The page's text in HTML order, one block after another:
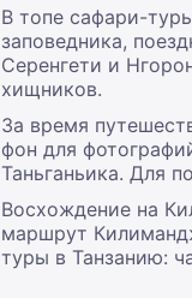
В топе сафари-
заповедника,
Серенгети и
хищников.
За время
фон для
Таньганьика. Для
Восхождение на
маршрут
туры в Танзанию: